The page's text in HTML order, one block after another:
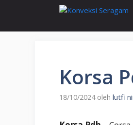
isi
Korsa
18/10/2024 oleh lutfi